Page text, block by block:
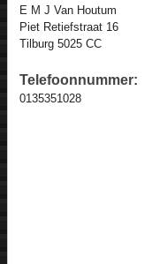
E M J Van Houtum
Piet Retiefstraat 16
Tilburg 5025 CC
Telefoonnummer:
0135351028